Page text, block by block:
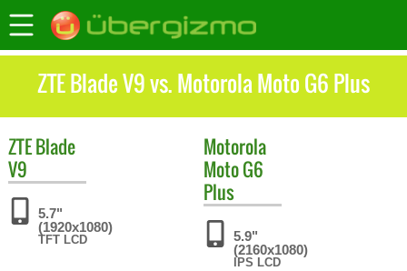
ZTE Blade V9 vs. Motorola Moto G6 Plus
ZTEBlade
V9
5.7"
(1920x1080)
TFT LCD
Motorola
Moto G6
Plus
5.9"
(2160x1080)
IPS LCD